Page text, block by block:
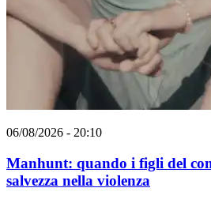
06/08/2026 - 20:10
Manhunt: quando i figli del
salvezza nella violenza